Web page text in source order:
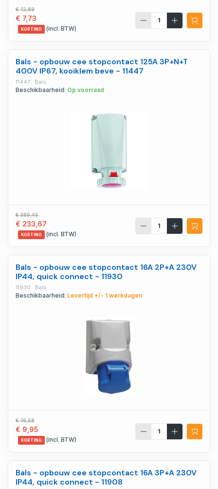
€ 12,89
€ 7,73
KORTING (incl. BTW)
Bals - opbouw cee stopcontact 125A 3P+N+T
400V IP67, kooiklem beve - 11447
11447 · Bals
Beschikbaarheid: Op voorraad
€ 389,45
€ 233,67
KORTING (incl. BTW)
Bals - opbouw cee stopcontact 16A 2P+A 230V
IP44, quick connect - 11930
11930 · Bals
Beschikbaarheid: Levertijd +/- 1 werkdagen
€ 16,58
€ 9,95
KORTING (incl. BTW)
Bals - opbouw cee stopcontact 16A 3P+A 230V
IP44, quick connect - 11908